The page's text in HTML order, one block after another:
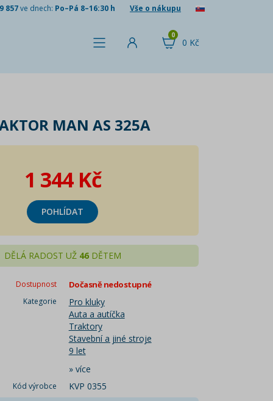
857ve dnech: Po–Pá 8–16:30 h Vše o nákupu
0 Kč
0
MAN AS 325A
1 344 Kč
POHLÍDAT
DĚLÁ RADOST UŽ 46DĚTEM
Dostupnost Dočasně nedostupné
Kategorie
Pro kluky
Auta a autíčka
Traktory
Stavební a jiné stroje
9 let
» více
Kód výrobce
KVP 0355